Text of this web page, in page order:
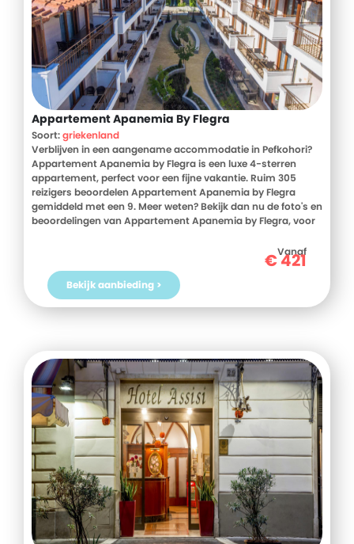
Appartement Apanemia By Flegra
Soort:griekenland
Verblijven in een aangename accommodatie in Pefkohori?
Appartement Apanemia by Flegra is een luxe 4-sterren
appartement, perfect voor een fijne vakantie. Ruim 305
reizigers beoordelen Appartement Apanemia by Flegra
gemiddeld met een 9. Meer weten? Bekijk dan nu de foto's en
beoordelingen van Appartement Apanemia by Flegra, voor
Griekenland? Boek jouw vakantie naar AppartementVanaf
€421
Bekijk aanbieding >